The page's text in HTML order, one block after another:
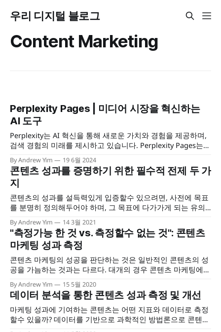
우리 디지털 블로그
Content Marketing
Perplexity Pages | 미디어 시장을 혁신하는
AI 도구
Perplexity는 AI 혁신을 통해 새로운 가치와 경험을 제공하며,
검색 경험의 미래를 제시하고 있습니다. Perplexity Pages는
특정 주제에 대한 검색 및 리서치 결과물을 공개 가능한 문서
로 손쉽게 전환해주는 혁신적인 도구로, 콘텐츠 생산성을 근본
적으로 재고하게 합니다. 이 도구는 복잡한 정보를 간단하고
이해하기 쉽게 정리하며, 다양한 멀티미디어 요소를 활용하여
시각적이고 직관적인 정보를 제공합니다.
By Andrew Yim 19 6월 2024
콘텐츠 성과를 증명하기 위한 필수적 전제 두 가
지
콘텐츠의 성과를 설득력있게 입증할수 있으려면, 사전에 목표
를 분명히 정의해두어야 하며, 그 목표에 다가가게 되는 유의
미한 중간 과정(Lead)의 모습과 기준을 합의해두어야 한다. 콘
텐츠 성과 측정 계획(measurement plan)은 이 두 가지 전제
위에서 출발점을 갖게 된다.
By Andrew Yim 14 3월 2021
"측정가능 한 것 vs. 측정할수 없는 것": 콘텐츠
마케팅 성과 측정
콘텐츠 마케팅의 성공을 판단하는 것은 일반적인 콘텐츠의 성
공을 가늠하는 것과는 다르다. 대개의 경우 콘텐츠 마케팅에
있어서는 '목적'이라는 것을 갖고 있기 때문에, 많이 보여지고
이러저러한 반응을 얻어내는 것 이외의 성과 기준을 필요로 하
게 된다. 콘텐츠 마케팅도 과학적인 기준과 성과 관리 체계가
필요한 까닭이다.
By Andrew Yim 15 5월 2020
데이터 분석을 통한 콘텐츠 성과 측정 및 개선
마케팅 성과에 기여하는 콘텐츠는 어떤 지표와 데이터로 측정
할수 있을까? 데이터를 기반으로 과학적인 방법론으로 콘텐츠
의 성과 측정과 개선 방법을 만들어보자. 콘텐츠에 대한 반응,